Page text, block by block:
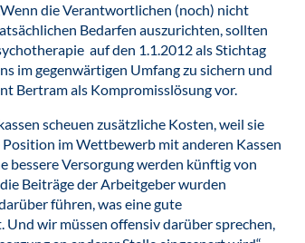
die Verantwortlichen (noch) nicht
Bedarfen auszurichten, sollten
auf den 1.1.2012 als Stichtag
im gegenwärtigen Umfang zu sichern und
Bertram als Kompromisslösung vor.
scheuen zusätzliche Kosten, weil sie
im Wettbewerb mit anderen Kassen
bessere Versorgung werden künftig von
Beiträge der Arbeitgeber wurden
führen, was eine gute
wir müssen offensiv darüber sprechen,